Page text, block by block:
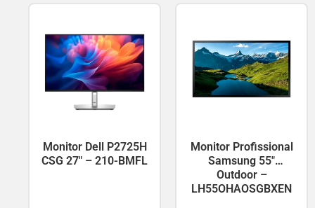
Monitor Dell P2725H
CSG 27″ – 210-BMFL
Monitor Profissional
Samsung 55″
Outdoor –
LH55OHAOSGBXEN